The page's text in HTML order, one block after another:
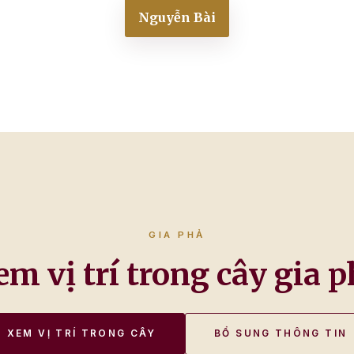
Nguyễn Bài
GIA PHẢ
vị trí trong cây gia
XEM VỊ TRÍ TRONG CÂY BỔ SUNG THÔNG TIN